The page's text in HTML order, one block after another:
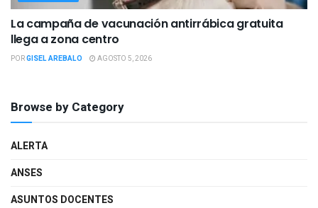
La campaña de vacunación antirrábica gratuita
llega a zona centro
PORGISEL AREBALO AGOSTO 5, 2026
Browse by Category
ALERTA
ANSES
ASUNTOS DOCENTES